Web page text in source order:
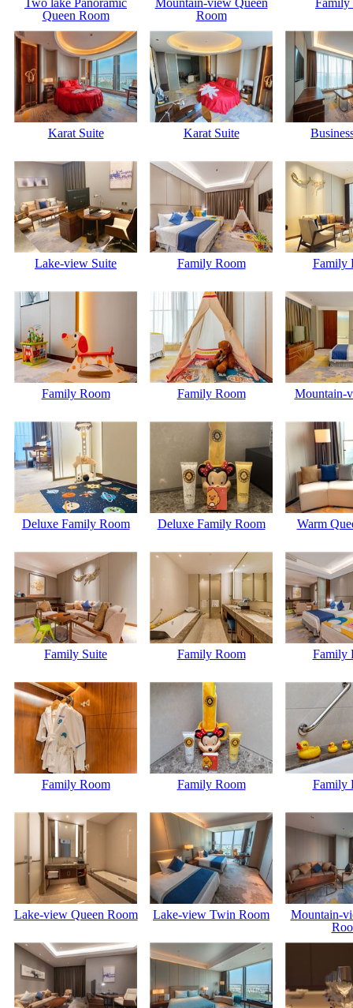
Queen Room
Room
Karat Suite Karat Suite
Lake-view Suite Family Room Family
Family Room Family Room Mountain-
Deluxe Family Room Deluxe Family Room Warm
Family Suite Family Room Family
Family Room Family Room Family
Lake-view Queen Room Lake-view Twin Room
Mountain-